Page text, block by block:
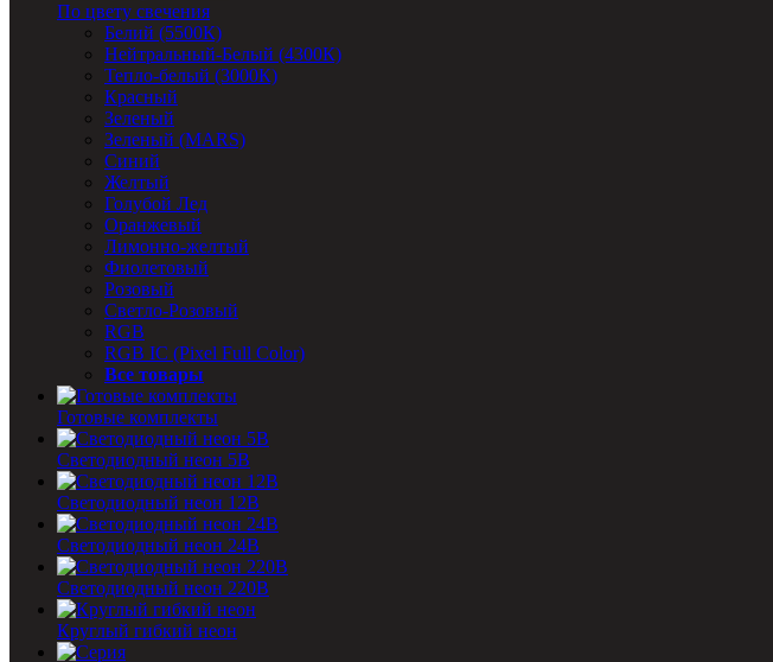
По цвету свечения
Белий (5500К)
Нейтральный-Белый (4300К)
Тепло-белый (3000К)
Красный
Зеленый
Зеленый (MARS)
Синий
Желтый
Голубой Лед
Оранжевый
Лимонно-желтый
Фиолетовый
Розовый
Светло-Розовый
RGB
RGB IC (Pixel Full Color)
Все товары
Готовые комплекты
Светодиодный неон 5В
Светодиодный неон 12В
Светодиодный неон 24В
Светодиодный неон 220В
Круглый гибкий неон